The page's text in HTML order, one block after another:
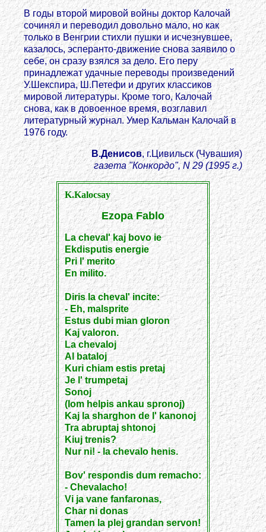
В годы второй мировой войны доктор Калочай
сочинял и переводил довольно мало, но как
только в Венгрии стихли пушки и исчезнувшее,
казалось, эсперанто-движение снова заявило о
себе, он сразу взялся за дело. Его перу
принадлежат удачные переводы произведений
У.Шекспира, Ш.Петефи и других классиков
мировой литературы. Кроме того, Калочай
снова, как в довоенное время, возглавил
литературный журнал. Умер Кальман Калочай в
1976 году.
В.Денисов, г.Цивильск (Чувашия)
газета "Конкордо", N 29 (1995 г.)
K.Kalocsay
Ezopa Fablo
La cheval' kaj bovo ie
Ekdisputis energie
Pri l' merito
En milito.
Diris la cheval' incite:
- Eh, malsprite
Estus dubi mian gloron
Kaj valoron.
La chevaloj
Al bataloj
Kuri chiam estis pretaj
Je l' trumpetaj
Sonoj
(Iom helpis ankau spronoj)
Kaj la sharghon de l' kanonoj
Tra abruptaj shtonoj
Kiuj trenis?
Nur ni! - la chevalo henis.
Bov' respondis dum remacho:
- Chevalacho!
Vi ja vane fanfaronas,
Char ni donas
Tamen la plej grandan servon!